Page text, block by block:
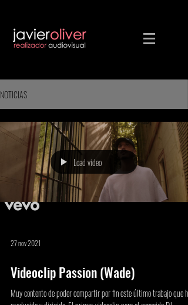
NOTICIAS
Load video
27 nov 2021
Videoclip Passion (Wade)
Muy contento de poder compartir por fin este último trabajo que he